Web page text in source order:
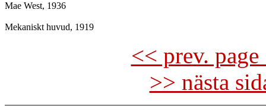
Mae West, 1936
<< prev.
>> nästa